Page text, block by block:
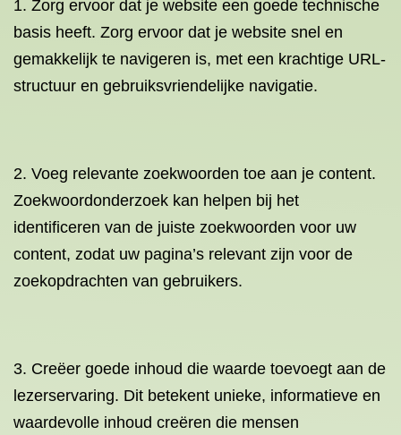
1. Zorg ervoor dat je website een goede technische
basis heeft. Zorg ervoor dat je website snel en
gemakkelijk te navigeren is, met een krachtige URL-
structuur en gebruiksvriendelijke navigatie.
2. Voeg relevante zoekwoorden toe aan je content.
Zoekwoordonderzoek kan helpen bij het
identificeren van de juiste zoekwoorden voor uw
content, zodat uw pagina’s relevant zijn voor de
zoekopdrachten van gebruikers.
3. Creëer goede inhoud die waarde toevoegt aan de
lezerservaring. Dit betekent unieke, informatieve en
waardevolle inhoud creëren die mensen